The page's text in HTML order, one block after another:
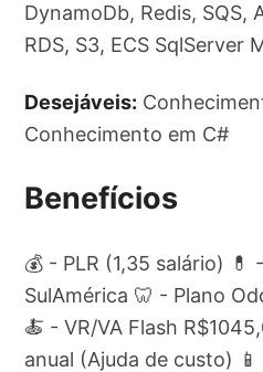
DynamoDb, Redis, SQS,
RDS, S3, ECS SqlServer
Desejáveis:
Conhecimento em C#
Benefícios
💰 - PLR (1,35 salário) 💊
SulAmérica 🦷 - Plano
🍝 - VR/VA Flash
anual (Ajuda de custo)